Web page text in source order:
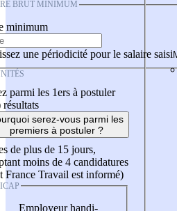
BRUT MINIMUM
minimum
une périodicité pour le salaire saisi
parmi les 1ers à postuler
résultats
serez-vous parmi les
premiers à postuler ?
de plus de 15 jours,
moins de 4 candidatures
France Travail est informé)
Employeur handi-